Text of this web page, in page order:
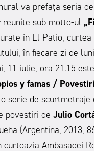
va prefața seria
sub motto-ul
în El Patio, curtea
în fiecare zi de
11 iulie, ora 21.15 este
y famas /
serie de scurtmetraje
povestiri de Julio
(Argentina, 2013,
Ambasadei